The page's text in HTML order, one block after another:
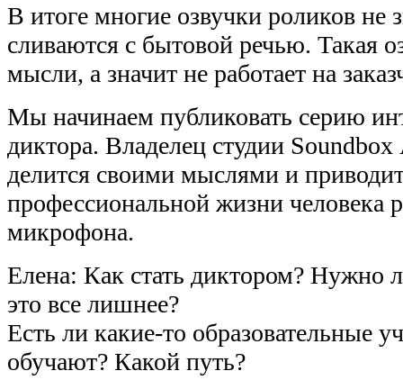
В итоге многие озвучки роликов не
сливаются с бытовой речью. Такая
мысли, а значит не работает на
Мы начинаем публиковать серию
диктора. Владелец студии
делится своими мыслями и
профессиональной жизни человека
микрофона.
Елена: Как стать диктором? Нужно
это все лишнее?
Есть ли какие-то образовательные
обучают? Какой путь?